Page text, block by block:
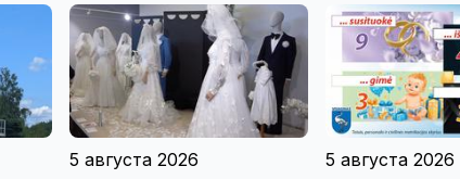
5 августа 2026 5 августа 2026